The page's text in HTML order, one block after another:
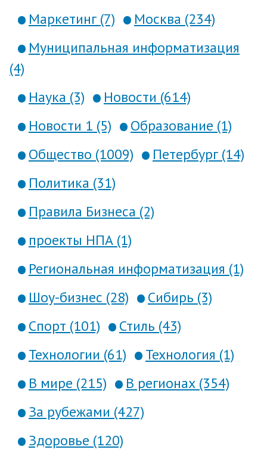
Маркетинг (7)
Москва (234)
Муниципальная информатизация
(4)
Наука (3)
Новости (614)
Новости 1 (5)
Образование (1)
Общество (1009)
Петербург (14)
Политика (31)
Правила Бизнеса (2)
проекты НПА (1)
Региональная информатизация (1)
Шоу-бизнес (28)
Сибирь (3)
Спорт (101)
Стиль (43)
Технологии (61)
Технология (1)
В мире (215)
В регионах (354)
За рубежами (427)
Здоровье (120)